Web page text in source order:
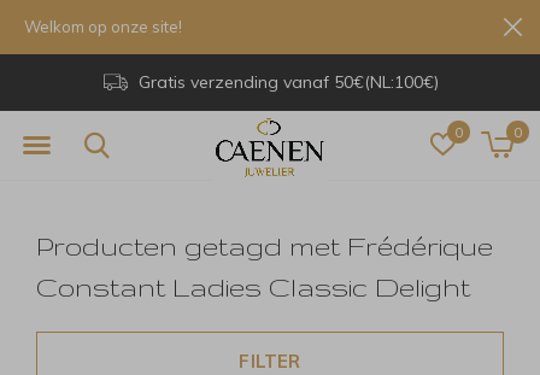
0 0
Gratis verzending vanaf 50€(NL:100€)
Welkom op onze site!
Producten getagd met Frédérique
Constant Ladies Classic Delight
FILTER